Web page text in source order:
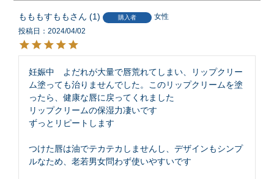
もももすもも 1 購入者
女性
投稿日
2024/04/02
妊娠中　よだれが大量で唇荒れてしまい、リップクリー
ム塗っても治りませんでした。このリップクリームを塗
ったら、健康な唇に戻ってくれました
リップクリームの保湿力凄いです
ずっとリピートします
つけた唇は油でテカテカしませんし、デザインもシンプ
ルなため、老若男女問わず使いやすいです